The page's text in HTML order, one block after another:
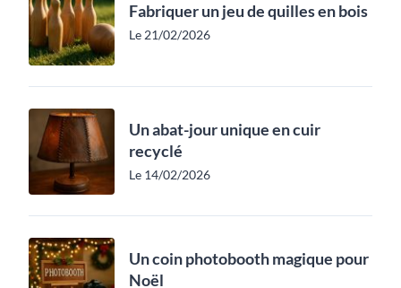
Fabriquer un jeu de quilles en bois
Le 21/02/2026
Un abat-jour unique en cuir
recyclé
Le 14/02/2026
Un coin photobooth magique pour
Noël